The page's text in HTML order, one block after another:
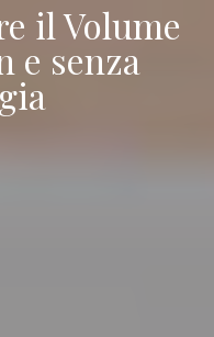
il Volume
e senza